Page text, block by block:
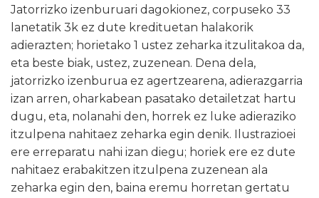
Jatorrizko izenburuari dagokionez, corpuseko 33
lanetatik 3k ez dute kredituetan halakorik
adierazten; horietako 1 ustez zeharka itzulitakoa da,
eta beste biak, ustez, zuzenean. Dena dela,
jatorrizko izenburua ez agertzearena, adierazgarria
izan arren, oharkabean pasatako detailetzat hartu
dugu, eta, nolanahi den, horrek ez luke adieraziko
itzulpena nahitaez zeharka egin denik. Ilustrazioei
ere erreparatu nahi izan diegu; horiek ere ez dute
nahitaez erabakitzen itzulpena zuzenean ala
zeharka egin den, baina eremu horretan gertatu